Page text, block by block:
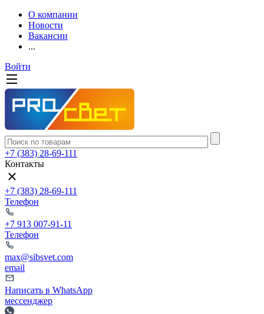
О компании
Новости
Вакансии
...
Войти
+7 (383) 28-69-111
Контакты
+7 (383) 28-69-111
Телефон
+7 913 007-91-11
Телефон
max@sibsvet.com
email
Написать в WhatsApp
мессенджер